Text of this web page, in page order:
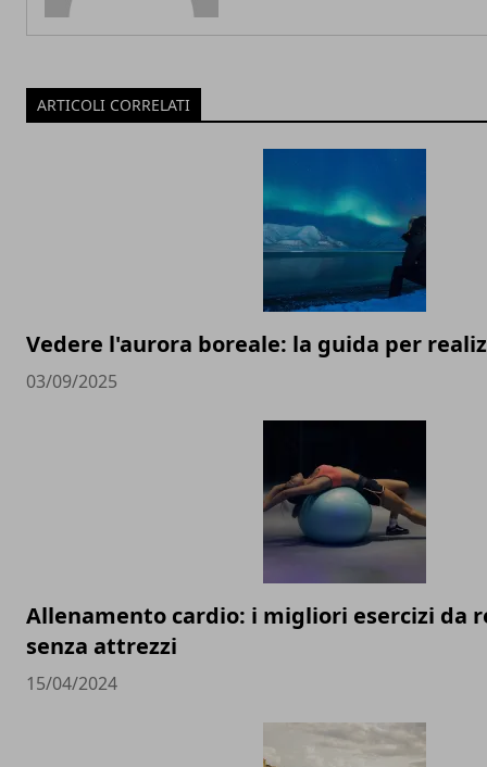
ARTICOLI CORRELATI
Vedere l'aurora boreale: la guida per
03/09/2025
Allenamento cardio: i migliori esercizi da
senza attrezzi
15/04/2024